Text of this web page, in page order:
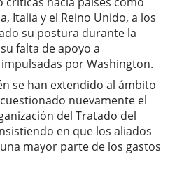
Italia y el Reino Unido, a los
su postura durante la
falta de apoyo a
por Washington.
se han extendido al ámbito
nuevamente el
del Tratado del
en que los aliados
mayor parte de los gastos